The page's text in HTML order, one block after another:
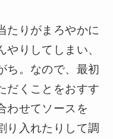
たりがまろやかに
りしてしまい、
ち。なので、最初
だくことをおすす
わせてソースを
り入れたりして調